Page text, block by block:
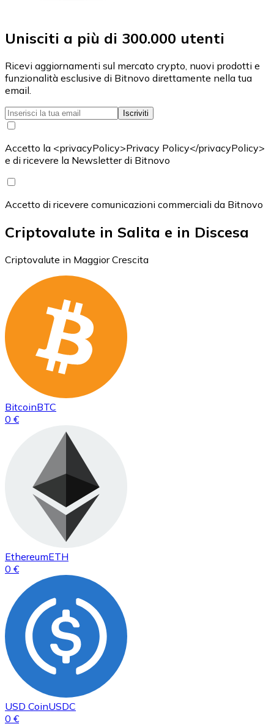
Unisciti a più di 300.000 utenti
Ricevi aggiornamenti sul mercato crypto, nuovi prodotti e
funzionalità esclusive di Bitnovo direttamente nella tua
email.
Iscriviti
Accetto la <privacyPolicy>Privacy Policy</privacyPolicy>
e di ricevere la Newsletter di Bitnovo
Accetto di ricevere comunicazioni commerciali da Bitnovo
Criptovalute in Salita e in Discesa
Criptovalute in Maggior Crescita
BitcoinBTC
0 €
EthereumETH
0 €
USD CoinUSDC
0 €